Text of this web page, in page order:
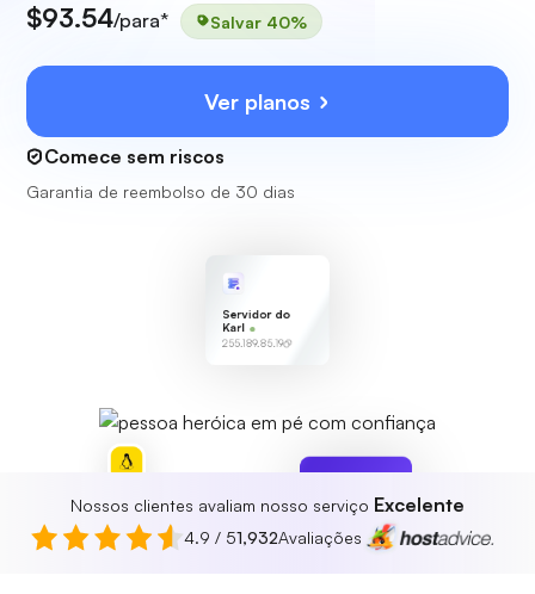
$93.54/para* Salvar 40%
Ver planos
Comece sem riscos
Garantia de reembolso de 30 dias
Protegido
Nenhuma
ameaça
Servidor do
Karl
255.189.85.19
Nossos clientes avaliam nosso serviço Excelente
4.9 / 51,932Avaliações